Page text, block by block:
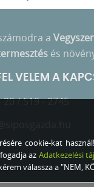
a
és
VELEM A
20 / 519 - 2745
cookie-kat
az Adatkezelési
válassza a "NEM,